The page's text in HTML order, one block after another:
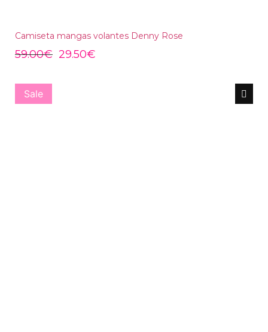
Camiseta mangas volantes Denny Rose
59.00€ 29.50€
Sale